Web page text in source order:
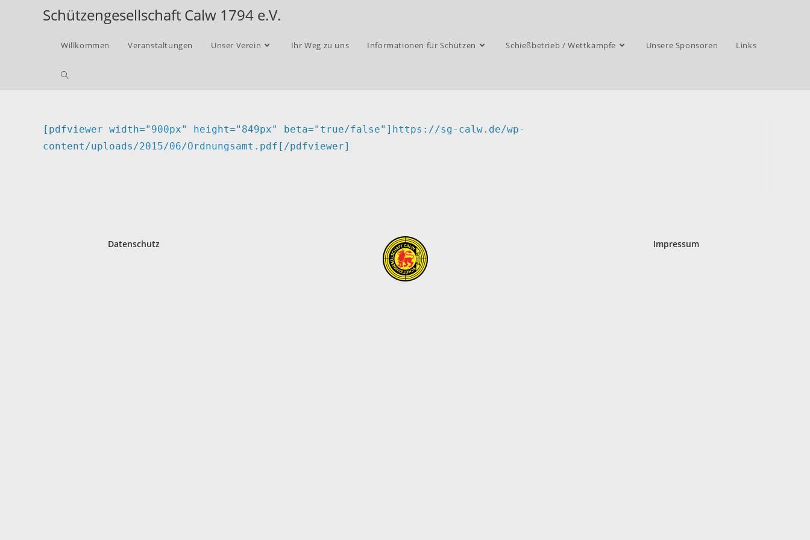
Schützengesellschaft Calw 1794 e.V.
Willkommen Veranstaltungen Unser Verein Ihr Weg zu uns Informationen für Schützen Schießbetrieb / Wettkämpfe Unsere Sponsoren Links
[pdfviewer width="900px" height="849px" beta="true/false"]https://sg-calw.de/wp-
content/uploads/2015/06/Ordnungsamt.pdf[/pdfviewer]
Datenschutz Impressum